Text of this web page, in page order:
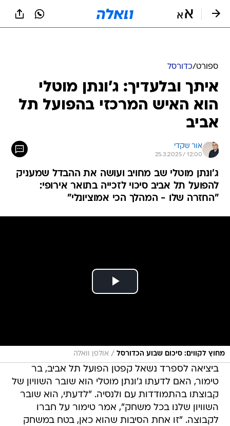
ספורט/כדורסל
איתך ובלעדיך: ג'ונתן מוטלי
הוא האיש המרכזי בהפועל תל
אביב
אור שקדי
25.3.2025 / 12:00
ג'ונתן מוטלי שב מחויב ועושה את ההבדל שמעניק
להפועל תל אביב סיכוי לזכייה בתואר אירופי:
"החזרה שלו - המהלך הכי אמוציונלי"
מחוץ לקווים: סיכום שבוע הכדורסל / אולפן וואלה
ביציאה לספרד נשאל קפטן הפועל תל אביב, בר
טימור, האם לדעתו ג'ונתן מוטלי הוא שובר השוויון של
קבוצתו בהתמודדות עם ולנסיה. "לדעתי, הוא שובר
השוויון שלנו בכל משחק", אמר טימור על חברו
לקבוצה. "זו אחת הסיבות שהוא כאן, בטח במשחק